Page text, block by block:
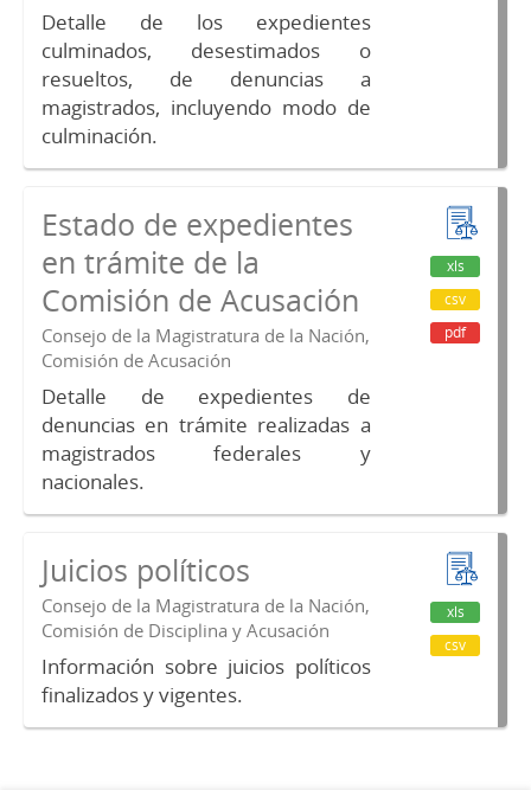
Detalle de los expedientes
culminados, desestimados o
resueltos, de denuncias a
magistrados, incluyendo modo de
culminación.
Estado de expedientes
en trámite de la
Comisión de Acusación
Consejo de la Magistratura de la Nación,
Comisión de Acusación
Detalle de expedientes de
denuncias en trámite realizadas a
magistrados federales y
nacionales.
xls
csv
pdf
Juicios políticos
Consejo de la Magistratura de la Nación,
Comisión de Disciplina y Acusación
Información sobre juicios políticos
finalizados y vigentes.
xls
csv